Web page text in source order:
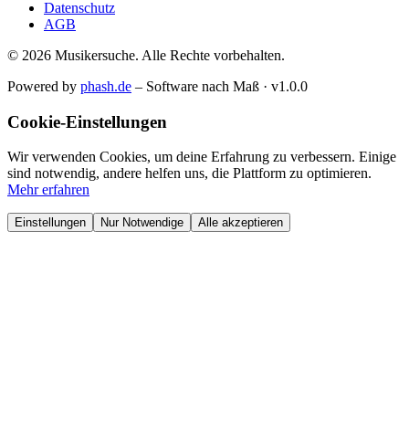
Datenschutz
AGB
© 2026 Musikersuche. Alle Rechte vorbehalten.
Powered by phash.de – Software nach Maß · v1.0.0
Cookie-Einstellungen
Wir verwenden Cookies, um deine Erfahrung zu verbessern. Einige
sind notwendig, andere helfen uns, die Plattform zu optimieren.
Mehr erfahren
Einstellungen Nur Notwendige Alle akzeptieren